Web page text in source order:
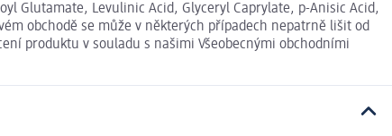
Glutamate, Levulinic Acid, Glyceryl Caprylate, p-Anisic Acid,
obchodě se může v některých případech nepatrně lišit od
produktu v souladu s našimi Všeobecnými obchodními